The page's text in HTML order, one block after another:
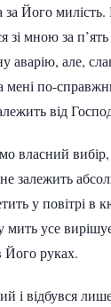
Його милість.
зі мною за
аварію, але,
по-
від
власний вибір,
залежить
у повітрі в
усе вирішує
Його руках.
і відбувся